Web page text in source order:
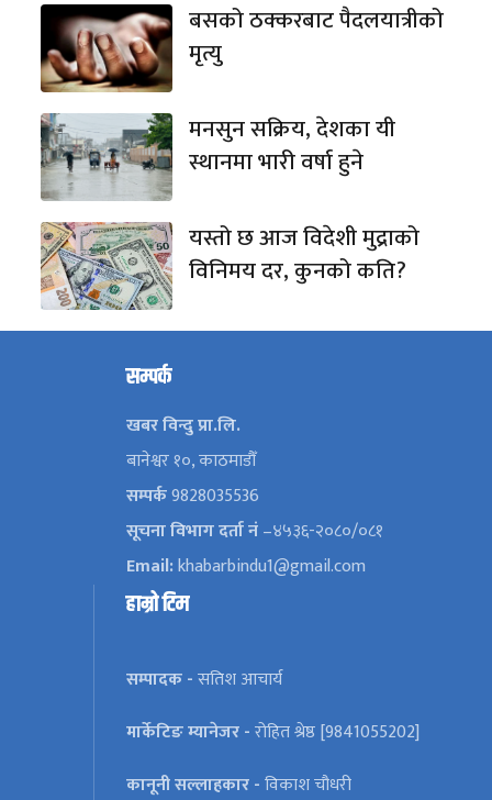
बसको ठक्करबाट पैदलयात्रीको
मृत्यु
मनसुन सक्रिय, देशका यी
स्थानमा भारी वर्षा हुने
यस्तो छ आज विदेशी मुद्राको
विनिमय दर, कुनको कति?
सम्पर्क
खबर विन्दु प्रा.लि.
बानेश्वर १०, काठमाडौँ
सम्पर्क9828035536
सूचना विभाग दर्ता नं–४५३६-२०८०/०८१
Email:khabarbindu1@gmail.com
हाम्रो टिम
सम्पादक -सतिश आचार्य
मार्केटिङ म्यानेजर -रोहित श्रेष्ठ [9841055202]
कानूनी सल्लाहकार -विकाश चौधरी